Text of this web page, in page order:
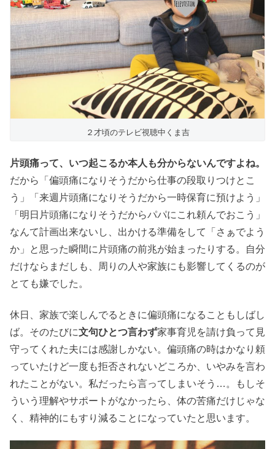
２才頃のテレビ視聴中くま吉
片頭痛って、いつ起こるか本人も分からないんですよね。
だから「偏頭痛になりそうだから仕事の段取りつけとこ
う」「来週片頭痛になりそうだから一時保育に預けよう」
「明日片頭痛になりそうだからパパにこれ頼んでおこう」
なんて計画出来ないし、出かける準備をして「さぁでよう
か」と思った瞬間に片頭痛の前兆が始まったりする。自分
だけならまだしも、周りの人や家族にも影響してくるのが
とても嫌でした。
休日、家族で楽しんでるときに偏頭痛になることもしばし
ば。そのたびに文句ひとつ言わず家事育児を請け負って見
守ってくれた夫には感謝しかない。偏頭痛の時はかなり頼
っていたけど一度も拒否されないどころか、いやみを言わ
れたことがない。私だったら言ってしまいそう…。もしそ
ういう理解やサポートがなかったら、体の苦痛だけじゃな
く、精神的にもすり減ることになっていたと思います。